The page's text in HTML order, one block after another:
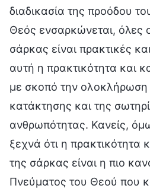
διαδικασία της προόδου
Θεός ενσαρκώνεται, όλες
σάρκας είναι πρακτικές
αυτή η πρακτικότητα και
με σκοπό την ολοκλήρωση
κατάκτησης και της
ανθρωπότητας. Κανείς,
ξεχνά ότι η πρακτικότητα
της σάρκας είναι η πιο
Πνεύματος του Θεού που